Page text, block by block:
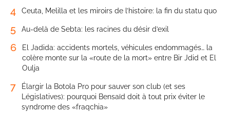
4 Ceuta, Melilla et les miroirs de l’histoire: la fin du statu quo
5 Au-delà de Sebta: les racines du désir d’exil
6
El Jadida: accidents mortels, véhicules endommagés… la
colère monte sur la «route de la mort» entre Bir Jdid et El
Oulja
7
Élargir la Botola Pro pour sauver son club (et ses
Législatives): pourquoi Bensaïd doit à tout prix éviter le
syndrome des «fraqchia»